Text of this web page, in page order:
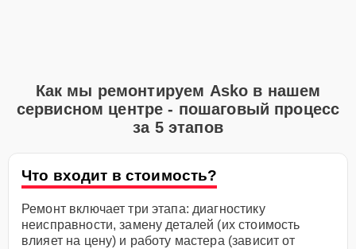
Как мы ремонтируем Asko в нашем
сервисном центре - пошаговый процесс
за 5 этапов
Что входит в стоимость?
Ремонт включает три этапа: диагностику
неисправности, замену деталей (их стоимость
влияет на цену) и работу мастера (зависит от